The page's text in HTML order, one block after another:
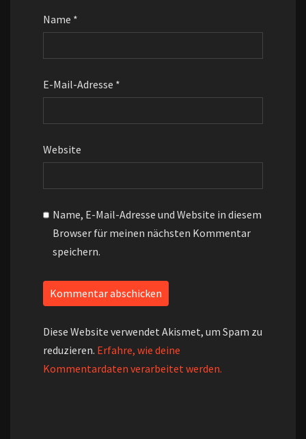
Name *
E-Mail-Adresse *
Website
Name, E-Mail-Adresse und Website in diesem
Browser für meinen nächsten Kommentar
speichern.
Diese Website verwendet Akismet, um Spam zu
reduzieren. Erfahre, wie deine
Kommentardaten verarbeitet werden.